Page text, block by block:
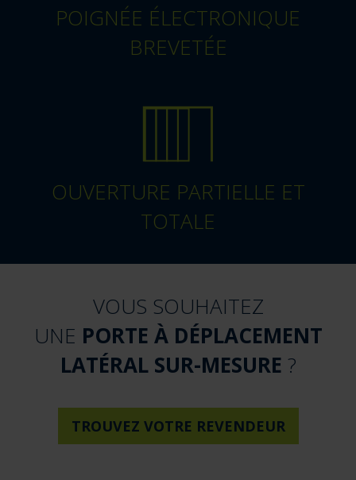
POIGNÉE ÉLECTRONIQUE
BREVETÉE
OUVERTURE PARTIELLE ET
TOTALE
VOUS SOUHAITEZ
UNE PORTE À DÉPLACEMENT
LATÉRAL SUR-MESURE ?
TROUVEZ VOTRE REVENDEUR